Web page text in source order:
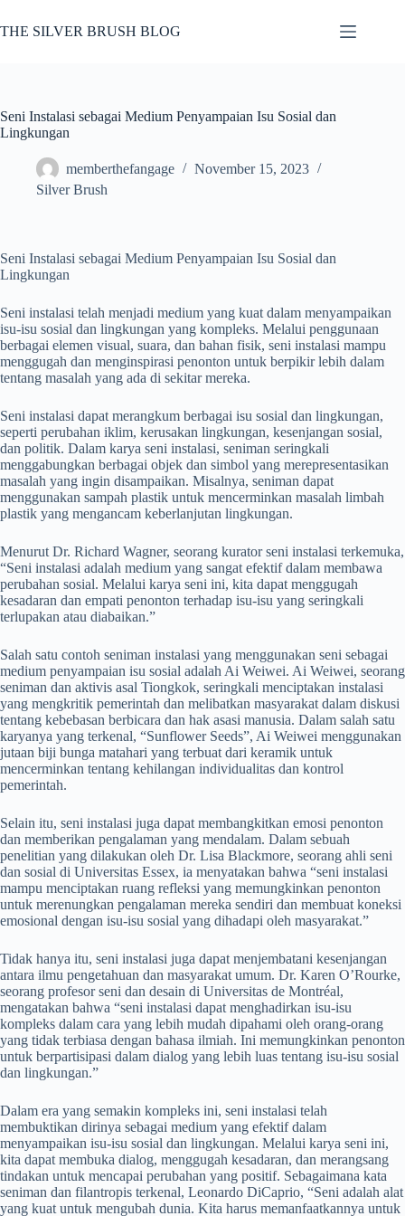
to
content
THE SILVER BRUSH BLOG
Seni Instalasi sebagai Medium Penyampaian Isu Sosial dan
Lingkungan
memberthefangage
November 15, 2023
Silver Brush
Seni Instalasi sebagai Medium Penyampaian Isu Sosial dan
Lingkungan
Seni instalasi telah menjadi medium yang kuat dalam menyampaikan
isu-isu sosial dan lingkungan yang kompleks. Melalui penggunaan
berbagai elemen visual, suara, dan bahan fisik, seni instalasi mampu
menggugah dan menginspirasi penonton untuk berpikir lebih dalam
tentang masalah yang ada di sekitar mereka.
Seni instalasi dapat merangkum berbagai isu sosial dan lingkungan,
seperti perubahan iklim, kerusakan lingkungan, kesenjangan sosial,
dan politik. Dalam karya seni instalasi, seniman seringkali
menggabungkan berbagai objek dan simbol yang merepresentasikan
masalah yang ingin disampaikan. Misalnya, seniman dapat
menggunakan sampah plastik untuk mencerminkan masalah limbah
plastik yang mengancam keberlanjutan lingkungan.
Menurut Dr. Richard Wagner, seorang kurator seni instalasi terkemuka,
“Seni instalasi adalah medium yang sangat efektif dalam membawa
perubahan sosial. Melalui karya seni ini, kita dapat menggugah
kesadaran dan empati penonton terhadap isu-isu yang seringkali
terlupakan atau diabaikan.”
Salah satu contoh seniman instalasi yang menggunakan seni sebagai
medium penyampaian isu sosial adalah Ai Weiwei. Ai Weiwei, seorang
seniman dan aktivis asal Tiongkok, seringkali menciptakan instalasi
yang mengkritik pemerintah dan melibatkan masyarakat dalam diskusi
tentang kebebasan berbicara dan hak asasi manusia. Dalam salah satu
karyanya yang terkenal, “Sunflower Seeds”, Ai Weiwei menggunakan
jutaan biji bunga matahari yang terbuat dari keramik untuk
mencerminkan tentang kehilangan individualitas dan kontrol
pemerintah.
Selain itu, seni instalasi juga dapat membangkitkan emosi penonton
dan memberikan pengalaman yang mendalam. Dalam sebuah
penelitian yang dilakukan oleh Dr. Lisa Blackmore, seorang ahli seni
dan sosial di Universitas Essex, ia menyatakan bahwa “seni instalasi
mampu menciptakan ruang refleksi yang memungkinkan penonton
untuk merenungkan pengalaman mereka sendiri dan membuat koneksi
emosional dengan isu-isu sosial yang dihadapi oleh masyarakat.”
Tidak hanya itu, seni instalasi juga dapat menjembatani kesenjangan
antara ilmu pengetahuan dan masyarakat umum. Dr. Karen O’Rourke,
seorang profesor seni dan desain di Universitas de Montréal,
mengatakan bahwa “seni instalasi dapat menghadirkan isu-isu
kompleks dalam cara yang lebih mudah dipahami oleh orang-orang
yang tidak terbiasa dengan bahasa ilmiah. Ini memungkinkan penonton
untuk berpartisipasi dalam dialog yang lebih luas tentang isu-isu sosial
dan lingkungan.”
Dalam era yang semakin kompleks ini, seni instalasi telah
membuktikan dirinya sebagai medium yang efektif dalam
menyampaikan isu-isu sosial dan lingkungan. Melalui karya seni ini,
kita dapat membuka dialog, menggugah kesadaran, dan merangsang
tindakan untuk mencapai perubahan yang positif. Sebagaimana kata
seniman dan filantropis terkenal, Leonardo DiCaprio, “Seni adalah alat
yang kuat untuk mengubah dunia. Kita harus memanfaatkannya untuk